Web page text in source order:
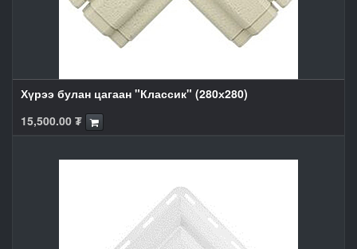
Хүрээ булан цагаан "Классик" (280х280)
15,500.00 ₮